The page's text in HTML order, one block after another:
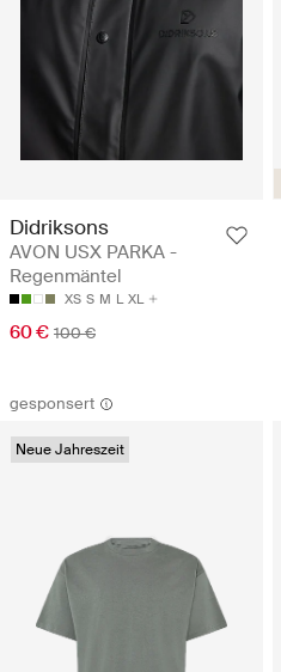
Didriksons
AVON USX PARKA -
Regenmäntel
XS S M L XL
60 € 100 €
gesponsert
Neue Jahreszeit